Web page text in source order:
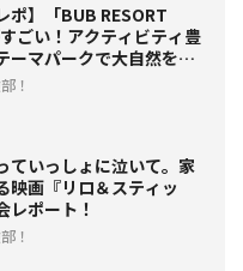
ポ】「BUB RESORT
ごい！アクティビティ豊
ーマパークで大自然を満
！
ていっしょに泣いて。家
映画『リロ＆スティッ
レポート！
！